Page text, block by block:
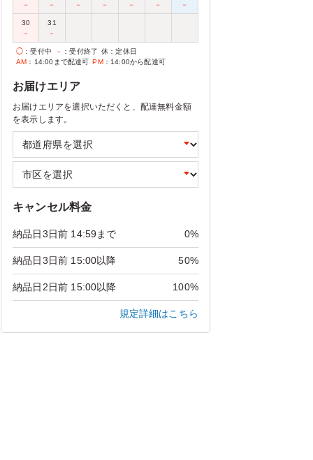
－
－
－
－
－
－
－
30
－
31
－
◯ ：受付中 － ：受付終了 休 ：定休日
AM ：14:00まで配達可 PM：14:00から配達可
お届けエリア
お届けエリアを選択いただくと、配達無料金額
を表示します。
キャンセル料金
納品日3日前 14:59まで 0%
納品日3日前 15:00以降 50%
納品日2日前 15:00以降 100%
規定詳細はこちら